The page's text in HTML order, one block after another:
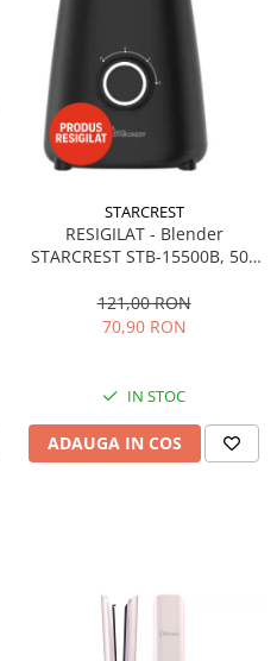
STARCREST
RESIGILAT - Blender
STARCREST STB-15500B, 500
Pulse, Negru
121,00 RON
70,90 RON
IN STOC
ADAUGA IN COS